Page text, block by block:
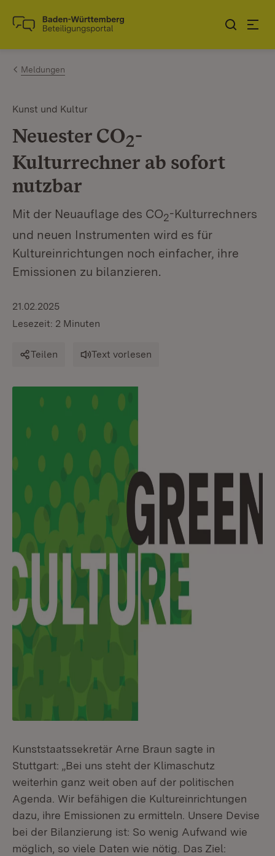
Zum Inhalt springen
Link zur Startseite
Meldungen
Kunst und Kultur
Neuester CO2-
Kulturrechner ab sofort
nutzbar
Mit der Neuauflage des CO2-Kulturrechners
und neuen Instrumenten wird es für
Kultureinrichtungen noch einfacher, ihre
Emissionen zu bilanzieren.
21.02.2025
Lesezeit: 2 Minuten
Teilen Text vorlesen
Kunststaatssekretär Arne Braun sagte in
Stuttgart: „Bei uns steht der Klimaschutz
weiterhin ganz weit oben auf der politischen
Agenda. Wir befähigen die Kultureinrichtungen
dazu, ihre Emissionen zu ermitteln. Unsere Devise
bei der Bilanzierung ist: So wenig Aufwand wie
möglich, so viele Daten wie nötig. Das Ziel: